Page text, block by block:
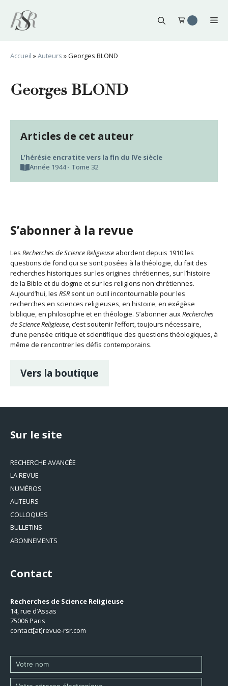
contenu
Accueil »Auteurs »Georges BLOND
Georges BLOND
Articles de cet auteur
L’hérésie encratite vers la fin du IVe siècle
Année 1944 - Tome 32
S’abonner à la revue
Les Recherches de Science Religieuse abordent depuis 1910 les
questions de fond qui se sont posées à la théologie, du fait des
recherches historiques sur les origines chrétiennes, sur l’histoire
de la Bible et du dogme et sur les religions non chrétiennes.
Aujourd’hui, les RSRsont un outil incontournable pour les
recherches en sciences religieuses, en histoire, en exégèse
biblique, en philosophie et en théologie. S’abonner auxRecherches
de Science Religieuse, c’est soutenir l’effort, toujours nécessaire,
d’une pensée critique et scientifique des questions théologiques, à
même de rencontrer les défis contemporains.
Vers la boutique
Sur le site
RECHERCHE AVANCÉE
LA REVUE
NUMÉROS
AUTEURS
COLLOQUES
BULLETINS
ABONNEMENTS
Contact
Recherches de Science Religieuse
14, rue d’Assas
75006 Paris
contact[at]revue-rsr.com